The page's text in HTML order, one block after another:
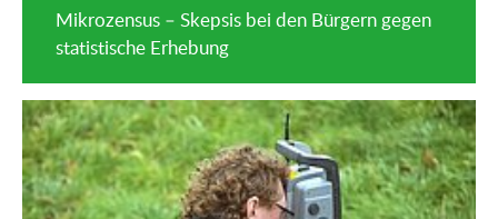
Mikrozensus – Skepsis bei den Bürgern gegen
statistische Erhebung